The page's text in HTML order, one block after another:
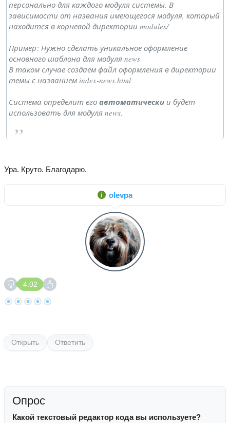
персонально для каждого модуля системы. В
зависимости от названия имеющегося модуля, который
находится в корневой директории modules/
Пример: Нужно сделать уникальное оформление
основного шаблона для модуля news
В таком случае создаём файл оформления в директории
темы с названием index-news.html
Система определит его автоматически и будет
использовать для модуля news.
Ура. Круто. Благодарю.
olevpa
4.02
Открыть Ответить
Опрос
Какой текстовый редактор кода вы используете?